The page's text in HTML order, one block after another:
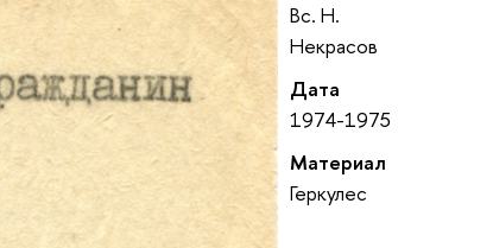
Вс. Н.
Некрасов
Дата
1974-1975
Материал
Геркулес